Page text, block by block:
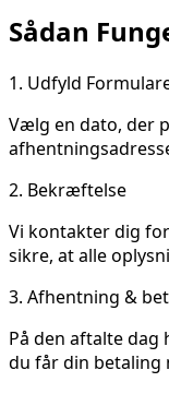
Sådan
1. Udfyld
Vælg en dato, der
2. Bekræftelse
Vi kontakter dig
sikre, at alle
3. Afhentning &
På den aftalte
du får din betaling